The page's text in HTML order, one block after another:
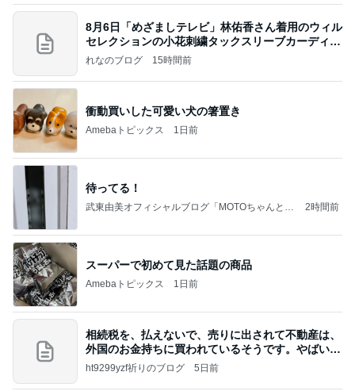
8月6日「めざましテレビ」林佑香さん着用のウィル
セレクションの小花刺繍タックスリーブカーディガ
ン
れなのブログ 15時間前
衝動買いした可愛い犬の箸置き
Amebaトピックス 1日前
待ってる！
武東由美オフィシャルブログ「MOTOちゃんとの
2時間前
スーパーで初めて見た話題の商品
Amebaトピックス 1日前
相続税を、払えないで、売りに出されて不動産は、
外国のお金持ちに買われているそうです。やばいで
すよ
ht9299yzf祈りのブログ 5日前